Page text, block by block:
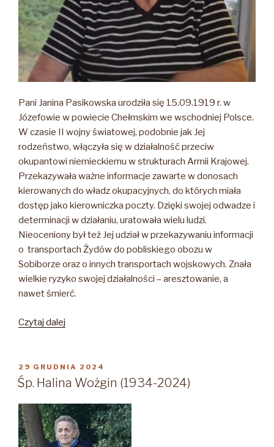
Pani Janina Pasikowska urodziła się 15.09.1919 r. w
Józefowie w powiecie Chełmskim we wschodniej Polsce.
W czasie II wojny światowej, podobnie jak Jej
rodzeństwo, włączyła się w działalność przeciw
okupantowi niemieckiemu w strukturach Armii Krajowej.
Przekazywała ważne informacje zawarte w donosach
kierowanych do władz okupacyjnych, do których miała
dostęp jako kierowniczka poczty. Dzięki swojej odwadze i
determinacji w działaniu, uratowała wielu ludzi.
Nieoceniony był też Jej udział w przekazywaniu informacji
o transportach Żydów do pobliskiego obozu w
Sobiborze oraz o innych transportach wojskowych. Znała
wielkie ryzyko swojej działalności – aresztowanie, a
nawet śmierć.
Czytaj dalej
bólem
śp.
Panią
Janinę
OPUBLIKOWANE
W
29 GRUDNIA 2024
Śp. Halina Wożgin (1934-2024)